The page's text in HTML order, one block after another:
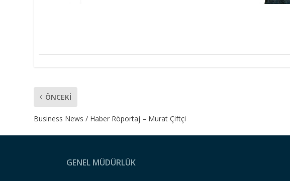
ÖNCEKI
Business News / Haber Röportaj – Murat Çiftçi
GENEL MÜDÜRLÜK